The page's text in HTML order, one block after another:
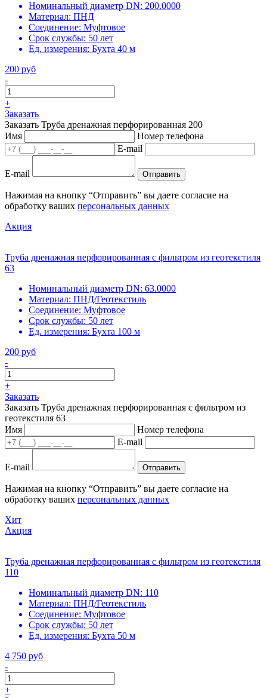
Номинальный диаметр DN: 200.0000
Материал: ПНД
Соединение: Муфтовое
Срок службы: 50 лет
Ед. измерения: Бухта 40 м
200 руб
-
+
Заказать
Заказать Труба дренажная перфорированная 200
Имя
Номер телефона
E-mail
E-mail Отправить
Нажимая на кнопку “Отправить” вы даете согласие на
обработку ваших персональных данных
Акция
Труба дренажная перфорированная с фильтром из геотекстиля
63
Номинальный диаметр DN: 63.0000
Материал: ПНД/Геотекстиль
Соединение: Муфтовое
Срок службы: 50 лет
Ед. измерения: Бухта 100 м
200 руб
-
+
Заказать
Заказать Труба дренажная перфорированная с фильтром из
геотекстиля 63
Имя
Номер телефона
E-mail
E-mail Отправить
Нажимая на кнопку “Отправить” вы даете согласие на
обработку ваших персональных данных
Хит
Акция
Труба дренажная перфорированная с фильтром из геотекстиля
110
Номинальный диаметр DN: 110
Материал: ПНД/Геотекстиль
Соединение: Муфтовое
Срок службы: 50 лет
Ед. измерения: Бухта 50 м
4 750 руб
-
+